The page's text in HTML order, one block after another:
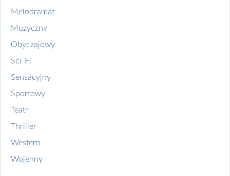
Melodramat
Muzyczny
Obyczajowy
Sci-Fi
Sensacyjny
Sportowy
Teatr
Thriller
Western
Wojenny